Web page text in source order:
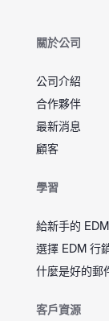
關於公司
公司介紹
合作夥伴
最新消息
顧客
學習
給新手的
選擇 EDM 行
什麼是好的郵
客戶資源